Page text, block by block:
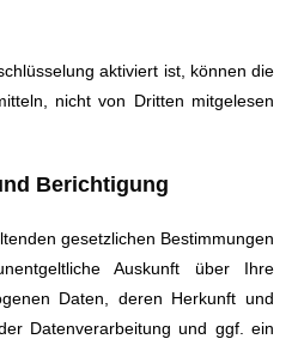
aktiviert ist, können die
nicht von Dritten mitgelesen
Berichtigung
gesetzlichen Bestimmungen
Auskunft über Ihre
Daten, deren Herkunft und
Datenverarbeitung und ggf. ein